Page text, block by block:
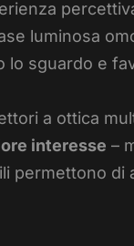
luminosa
sguardo e
a ottica
interesse –
permettono